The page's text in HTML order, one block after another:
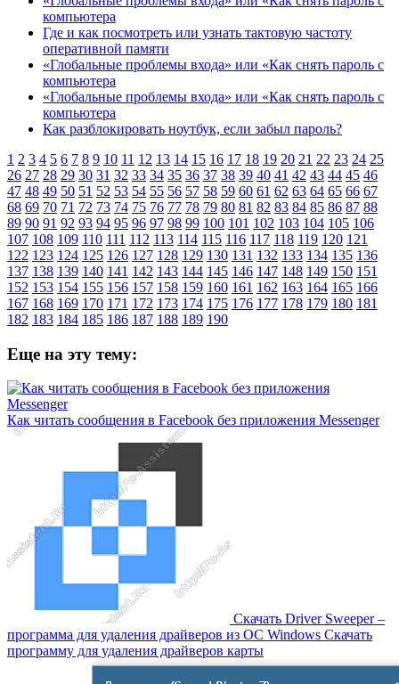
компьютера
Где и как посмотреть или узнать тактовую частоту
оперативной памяти
«Глобальные проблемы входа» или «Как снять пароль с
компьютера
«Глобальные проблемы входа» или «Как снять пароль с
компьютера
Как разблокировать ноутбук, если забыл пароль?
1 2 3 4 5 6 7 8 9 10 11 12 13 14 15 16 17 18 19 20 21 22 23 24 25
26 27 28 29 30 31 32 33 34 35 36 37 38 39 40 41 42 43 44 45 46
47 48 49 50 51 52 53 54 55 56 57 58 59 60 61 62 63 64 65 66 67
68 69 70 71 72 73 74 75 76 77 78 79 80 81 82 83 84 85 86 87 88
89 90 91 92 93 94 95 96 97 98 99 100 101 102 103 104 105 106
107 108 109 110 111 112 113 114 115 116 117 118 119 120 121
122 123 124 125 126 127 128 129 130 131 132 133 134 135 136
137 138 139 140 141 142 143 144 145 146 147 148 149 150 151
152 153 154 155 156 157 158 159 160 161 162 163 164 165 166
167 168 169 170 171 172 173 174 175 176 177 178 179 180 181
182 183 184 185 186 187 188 189 190
Еще на эту тему:
Как читать сообщения в Facebook без приложения Messenger
Скачать Driver Sweeper –
программа для удаления драйверов из OC Windows Скачать
программу для удаления драйверов карты